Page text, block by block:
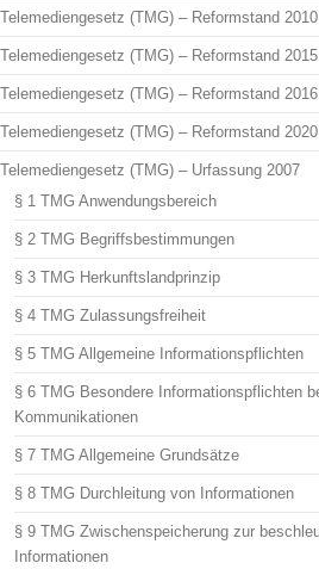
Telemediengesetz (TMG) – Reformstand 2010
Telemediengesetz (TMG) – Reformstand 2015
Telemediengesetz (TMG) – Reformstand 2016
Telemediengesetz (TMG) – Reformstand 2020
Telemediengesetz (TMG) – Urfassung 2007
§ 1 TMG Anwendungsbereich
§ 2 TMG Begriffsbestimmungen
§ 3 TMG Herkunftslandprinzip
§ 4 TMG Zulassungsfreiheit
§ 5 TMG Allgemeine Informationspflichten
§ 6 TMG Besondere Informationspflichten
Kommunikationen
§ 7 TMG Allgemeine Grundsätze
§ 8 TMG Durchleitung von Informationen
§ 9 TMG Zwischenspeicherung zur
Informationen